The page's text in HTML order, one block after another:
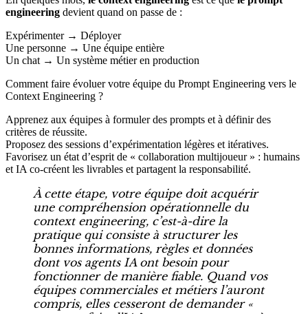
engineering devient quand on passe de :
Expérimenter → Déployer
Une personne → Une équipe entière
Un chat → Un système métier en production
Comment faire évoluer votre équipe du Prompt Engineering vers le
Context Engineering ?
Apprenez aux équipes à formuler des prompts et à définir des
critères de réussite.
Proposez des sessions d’expérimentation légères et itératives.
Favorisez un état d’esprit de « collaboration multijoueur » : humains
et IA co-créent les livrables et partagent la responsabilité.
À cette étape, votre équipe doit acquérir
une compréhension opérationnelle du
context engineering, c’est-à-dire la
pratique qui consiste à structurer les
bonnes informations, règles et données
dont vos agents IA ont besoin pour
fonctionner de manière fiable. Quand vos
équipes commerciales et métiers l’auront
compris, elles cesseront de demander «